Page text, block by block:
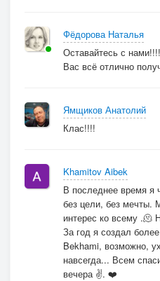
Фёдорова Наталья
Оставайтесь с
Вас всё отлично
Ямщиков Анатолий
Клас!!!!
Khamitov Aibek
В последнее время я
без цели, без мечты.
интерес ко всему
За год я создал
Bekhami, возможно,
навсегда... Всем
вечера ✌️. ❤️